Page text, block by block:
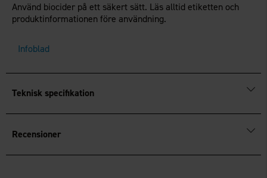
Använd biocider på ett säkert sätt. Läs alltid etiketten och
produktinformationen före användning.
Infoblad
Teknisk specifikation
Recensioner